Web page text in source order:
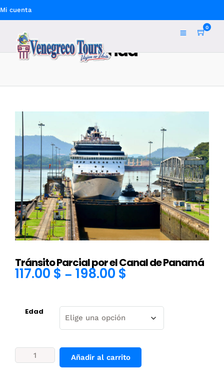
Mi cuenta
0
Tienda
Tránsito Parcial por el Canal de Panamá
117.00 $ – 198.00 $
Edad
Tránsito
Parcial
Añadir al carrito